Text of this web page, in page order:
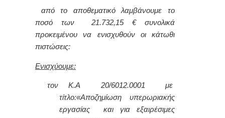
από το αποθεματικό λαμβάνουμε το
ποσό των 21.732,15 € συνολικά
προκειμένου να ενισχυθούν οι κάτωθι
πιστώσεις:
Ενισχύουμε:
τον Κ.Α 20/6012.0001 με
τίτλο:«Αποζημίωση υπερωριακής
εργασίας και για εξαιρέσιμες